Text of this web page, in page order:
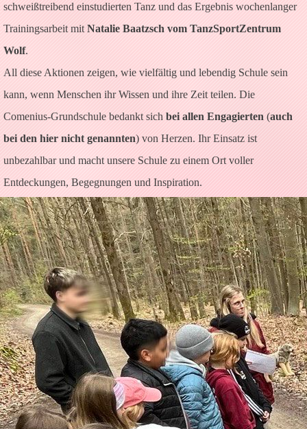
schweißtreibend einstudierten Tanz und das Ergebnis wochenlanger
Trainingsarbeit mit Natalie Baatzsch vom TanzSportZentrum
Wolf.
All diese Aktionen zeigen, wie vielfältig und lebendig Schule sein
kann, wenn Menschen ihr Wissen und ihre Zeit teilen. Die
Comenius-Grundschule bedankt sich bei allen Engagierten (auch
bei den hier nicht genannten) von Herzen. Ihr Einsatz ist
unbezahlbar und macht unsere Schule zu einem Ort voller
Entdeckungen, Begegnungen und Inspiration.